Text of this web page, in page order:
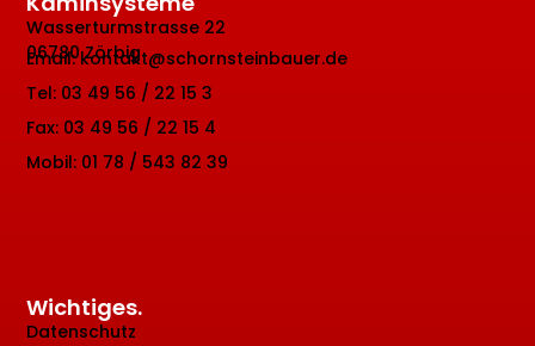
Wichtiges.
Datenschutz
Wasserturmstrasse 22
06780 Zörbig
Email: kontakt@schornsteinbauer.de
Tel: 03 49 56 / 22 15 3
Fax: 03 49 56 / 22 15 4
Mobil: 01 78 / 543 82 39